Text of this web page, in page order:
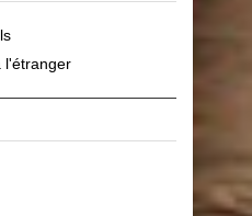
l'étranger